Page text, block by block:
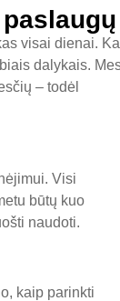
visai dienai.
dalykais.
– todėl
Visi
būtų kuo
naudoti.
kaip parinkti